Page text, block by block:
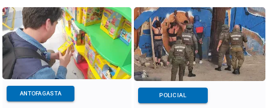
ANTOFAGASTA POLICIAL